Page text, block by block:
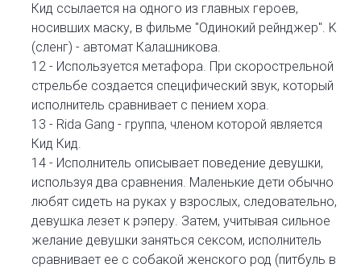
Кид ссылается на одного из главных героев,
носивших маску, в фильме "Одинокий рейнджер". K
(сленг) - автомат Калашникова.
12 - Используется метафора. При скорострельной
стрельбе создается специфический звук, который
исполнитель сравнивает с пением хора.
13 - Rida Gang - группа, членом которой является
Кид Кид.
14 - Исполнитель описывает поведение девушки,
используя два сравнения. Маленькие дети обычно
любят сидеть на руках у взрослых, следовательно,
девушка лезет к рэперу. Затем, учитывая сильное
желание девушки заняться сексом, исполнитель
сравнивает ее с собакой женского род (питбуль в